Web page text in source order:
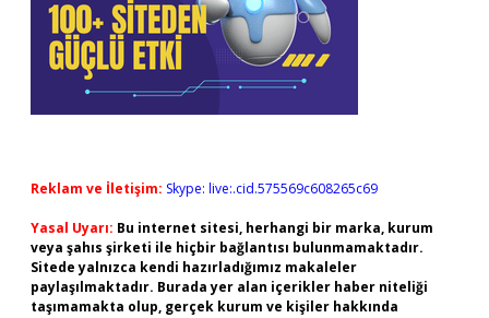
Reklam ve İletişim: Skype: live:.cid.575569c608265c69
Yasal Uyarı: Bu internet sitesi, herhangi bir marka, kurum
veya şahıs şirketi ile hiçbir bağlantısı bulunmamaktadır.
Sitede yalnızca kendi hazırladığımız makaleler
paylaşılmaktadır. Burada yer alan içerikler haber niteliği
taşımamakta olup, gerçek kurum ve kişiler hakkında